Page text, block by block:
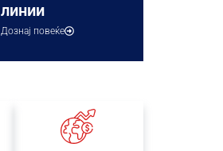
линии
Дознај повеќе